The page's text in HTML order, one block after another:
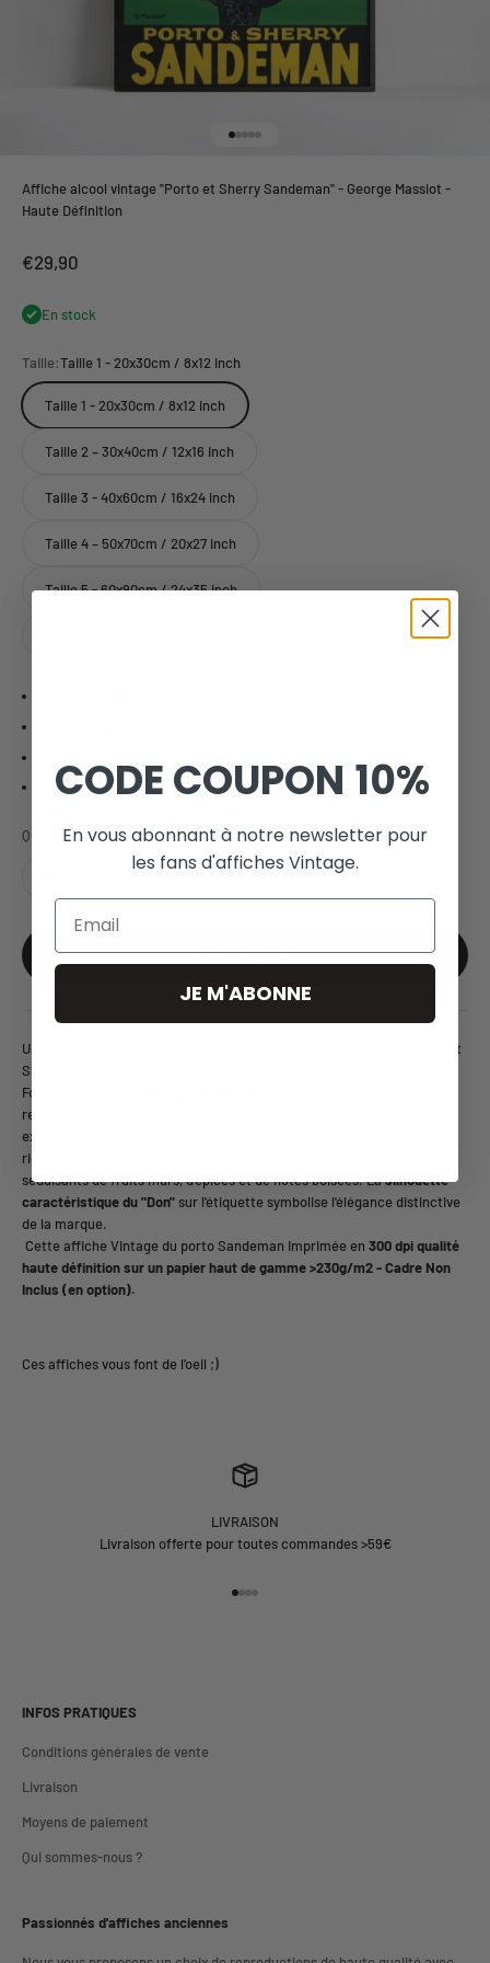
Affiche alcool vintage "Porto et Sherry Sandeman" - George Massiot -
Haute Définition
Prix de vente
€29,90
En stock
Taille:Taille 1 - 20x30cm / 8x12 inch
Taille 1 - 20x30cm / 8x12 inch
Taille 2 – 30x40cm / 12x16 inch
Taille 3 - 40x60cm / 16x24 inch
Taille 4 – 50x70cm / 20x27 inch
Taille 5 - 60x90cm / 24x35 inch
Paiement sécurisé.
Quantité:
Ajouter au panier
Une reproduction haute définition de l'affiche publicitaire pour porto et
Sherry Sandeman. de Georges Massiot
Fondée en 1790 par
renommée allie tradition et innovation pour créer des vins
exceptionnels. Les vins de Porto Sandeman sont réputés pour leur
richesse, leur complexité et leur équilibre, offrant des arômes
séduisants de fruits mûrs, d'épices et de notes boisées. Lasilhouette
caractéristique du "Don"sur l'étiquette symbolise l'élégance distinctive
de la marque.
Cette affiche Vintage du porto Sandeman Imprimée en 300 dpi qualité
haute définition sur un papier haut de gamme >230g/m2 - Cadre Non
Inclus (en option).
LIVRAISON
Livraison offerte pour toutes commandes >59€
INFOS PRATIQUES
Conditions générales de vente
Livraison
Moyens de paiement
Qui sommes-nous ?
Passionnés d'affiches anciennes
CODE COUPON 10%
En vous abonnant à notre newsletter pour
les fans d'affiches Vintage.
Email
JE M'ABONNE